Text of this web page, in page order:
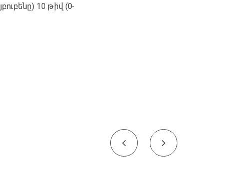
10 թիվ (0-